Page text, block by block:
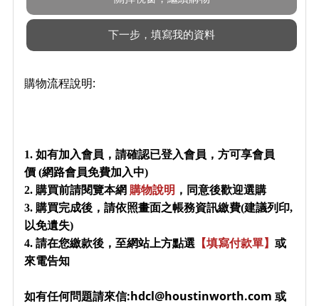
購物流程說明:
1. 如有加入會員，請確認已登入會員，方可享會員
價 (網路會員免費加入中)
2. 購買前請閱覽本網 購物說明 ，同意後歡迎選購
3. 購買完成後，請依照畫面之帳務資訊繳費(建議列印,
以免遺失)
4. 請在您繳款後，至網站上方點選 【填寫付款單】 或
來電告知
如有任何問題請來信:hdcl@houstinworth.com 或